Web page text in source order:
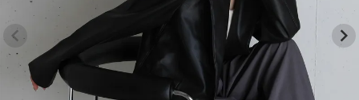
ORIGINAL HIT ITEM
カラー